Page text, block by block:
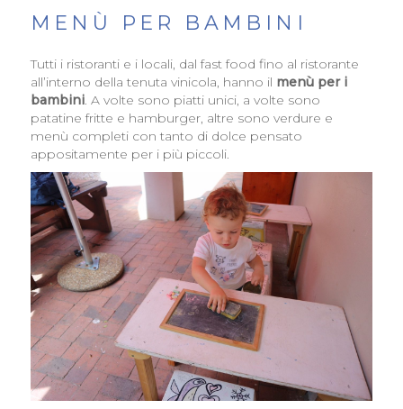
MENÙ PER BAMBINI
Tutti i ristoranti e i locali, dal fast food fino al ristorante
all’interno della tenuta vinicola, hanno il menù per i
bambini. A volte sono piatti unici, a volte sono
patatine fritte e hamburger, altre sono verdure e
menù completi con tanto di dolce pensato
appositamente per i più piccoli.